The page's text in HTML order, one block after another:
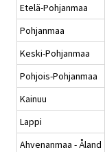
Etelä-Pohjanmaa
Pohjanmaa
Keski-Pohjanmaa
Pohjois-Pohjanmaa
Kainuu
Lappi
Ahvenanmaa - Åland